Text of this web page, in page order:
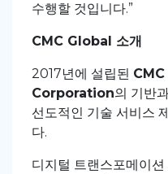
수행할 것입니다.”
CMC Global 소개
2017년에 설립된
Corporation의 기반
선도적인 기술 서비스
다.
디지털 트랜스포메이